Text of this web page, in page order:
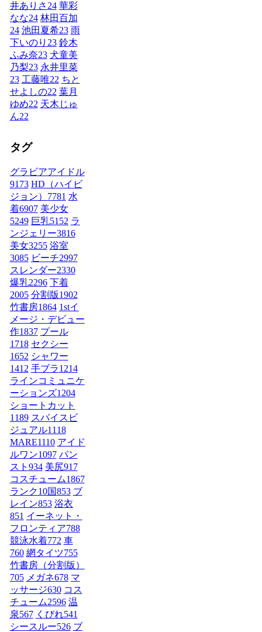
井ありさ24 華彩
なな24 林田百加
24 池田夏希23 雨
下いのり 23 鈴木
ふみ奈23 犬童美
乃梨23 永井里菜
23 工藤唯22 ちと
せよしの22 葉月
ゆめ22 天木じゅ
ん22
タグ
グラビアアイドル
9173 HD（ハイビ
ジョン） 7781 水
着6907 美少女
5249 巨乳5152 ラ
ンジェリー3816
美女3255 浴室
3085 ビーチ2997
スレンダー2330
爆乳2296 下着
2005 分割版1902
竹書房1864 1stイ
メージ・デビュー
作1837 プール
1718 セクシー
1652 シャワー
1412 手ブラ1214
ラインコミュニケ
ーションズ1204
ショートカット
1189 スパイスビ
ジュアル1118
MARE1110 アイド
ルワン1097 パン
スト 934 美尻917
コスチューム1867
ランク10国853 ブ
レイン853 浴衣
851 イーネット・
フロンティア788
競泳水着772 車
760 網タイツ755
竹書房（分割版）
705 メガネ678 マ
ッサージ630 コス
チューム2596 温
泉567 くびれ541
シースルー526 ブ